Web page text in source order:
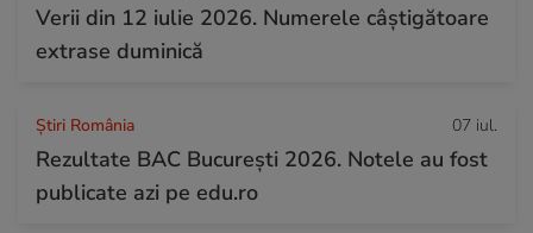
Verii din 12 iulie 2026. Numerele câștigătoare
extrase duminică
Știri România 07 iul.
Rezultate BAC București 2026. Notele au fost
publicate azi pe edu.ro